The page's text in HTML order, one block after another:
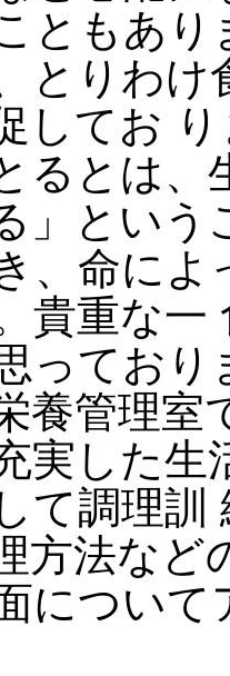
ともあり
とりわけ
してお
るとは、
」という
、命に
貴重な一
っており
養管理室
実した生
て調理訓
方法など
について